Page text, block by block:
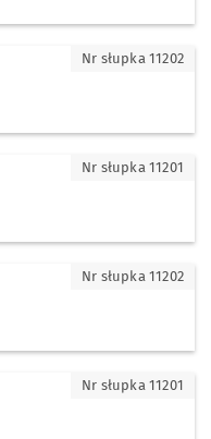
Nr słupka 11202
Nr słupka 11201
Nr słupka 11202
Nr słupka 11201